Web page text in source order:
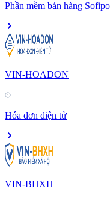
Phần mềm bán hàng
VIN-HOADON
Hóa đơn điện tử
VIN-BHXH